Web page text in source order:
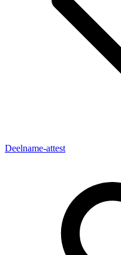
Deelname-attest